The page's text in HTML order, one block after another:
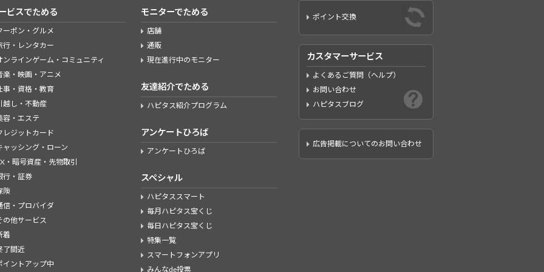
ビスでためる
ーポン・グルメ
行・レンタカー
ンラインゲーム・コミュニティ
楽・映画・アニメ
事・資格・教育
越し・不動産
容・エステ
レジットカード
ャッシング・ローン
・暗号資産・先物取引
行・証券
険
信・プロバイダ
の他サービス
着
了間近
イントアップ中
モニターでためる
店舗
通販
現在進行中のモニター
友達紹介でためる
ハピタス紹介プログラム
アンケートひろば
アンケートひろば
スペシャル
ハピタススマート
毎月ハピタス宝くじ
毎日ハピタス宝くじ
特集一覧
スマートフォンアプリ
みんなde投票
ポイント交換
カスタマーサービス
よくあるご質問（ヘルプ）
お問い合わせ
ハピタスブログ
広告掲載についてのお問い合わせ